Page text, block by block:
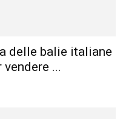
delle balie italiane
...